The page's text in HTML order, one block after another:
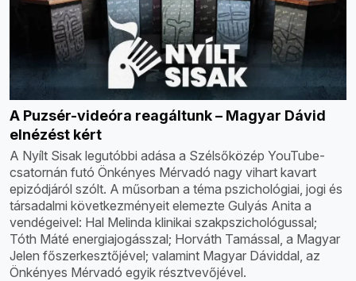
A Puzsér-videóra reagáltunk – Magyar Dávid
elnézést kért
A Nyílt Sisak legutóbbi adása a Szélsőközép YouTube-
csatornán futó Önkényes Mérvadó nagy vihart kavart
epizódjáról szólt. A műsorban a téma pszichológiai, jogi és
társadalmi következményeit elemezte Gulyás Anita a
vendégeivel: Hal Melinda klinikai szakpszichológussal;
Tóth Máté energiajogásszal; Horváth Tamással, a Magyar
Jelen főszerkesztőjével; valamint Magyar Dáviddal, az
Önkényes Mérvadó egyik résztvevőjével.